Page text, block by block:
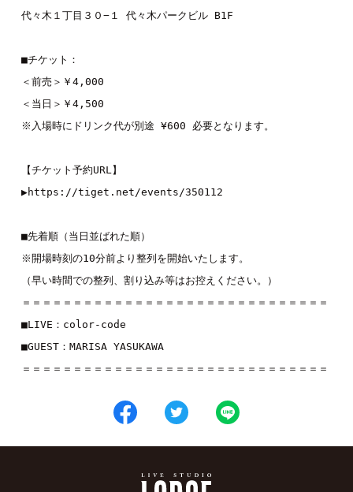
代々木１丁目３０−１ 代々木パークビル B1F
■チケット：
＜前売＞￥4,000
＜当日＞￥4,500
※入場時にドリンク代が別途 ¥600 必要となります。
【チケット予約URL】
▶︎https://tiget.net/events/350112
■先着順（当日並ばれた順）
※開場時刻の10分前より整列を開始いたします。
（早い時間での整列、割り込み等はお控えください。）
＝＝＝＝＝＝＝＝＝＝＝＝＝＝＝＝＝＝＝＝＝＝＝＝＝＝＝＝＝＝
■LIVE： color-code
■GUEST： MARISA YASUKAWA
＝＝＝＝＝＝＝＝＝＝＝＝＝＝＝＝＝＝＝＝＝＝＝＝＝＝＝＝＝＝